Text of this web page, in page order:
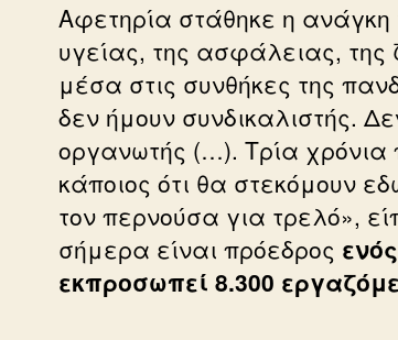
Αφετηρία στάθηκε η ανάγκη
υγείας, της ασφάλειας,
μέσα στις συνθήκες της
δεν ήμουν συνδικαλιστής.
οργανωτής (…). Τρία χρόνια
κάποιος ότι θα στεκόμουν
τον περνούσα για τρελό»,
σήμερα είναι πρόεδρος
εκπροσωπεί 8.300